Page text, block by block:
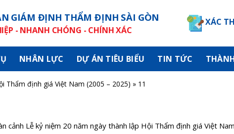
GIÁM ĐỊNH THẨM ĐỊNH SÀI GÒN
- NHANH CHÓNG - CHÍNH XÁC
XÁC
NHÂN LỰC DỰ ÁN TIÊU BIỂU TIN TỨC
Thẩm định giá Việt Nam (2005 – 2025) » 11
cảnh Lễ kỷ niệm 20 năm ngày thành lập Hội Thẩm định giá Việt